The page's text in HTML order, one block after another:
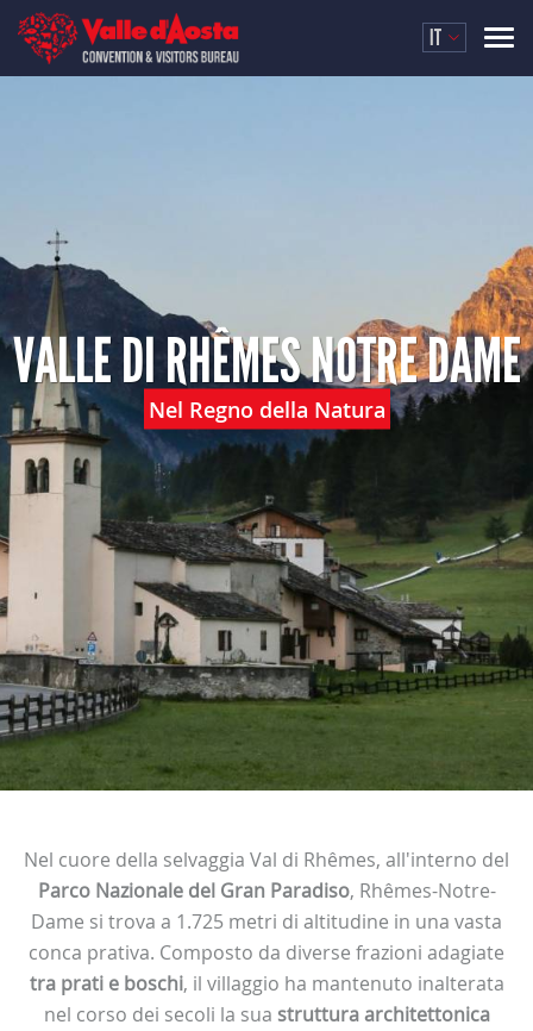
IT
VALLE DI RHÊMES NOTRE DAME
Nel Regno della Natura
Nel cuore della selvaggia Val di Rhêmes, all'interno del
Parco Nazionale del Gran Paradiso, Rhêmes-Notre-
Dame si trova a 1.725 metri di altitudine in una vasta
conca prativa. Composto da diverse frazioni adagiate
tra prati e boschi, il villaggio ha mantenuto inalterata
nel corso dei secoli la sua struttura architettonica